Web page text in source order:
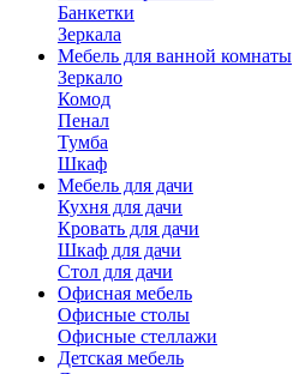
Банкетки
Зеркала
Мебель для ванной комнаты
Зеркало
Комод
Пенал
Тумба
Шкаф
Мебель для дачи
Кухня для дачи
Кровать для дачи
Шкаф для дачи
Стол для дачи
Офисная мебель
Офисные столы
Офисные стеллажи
Детская мебель